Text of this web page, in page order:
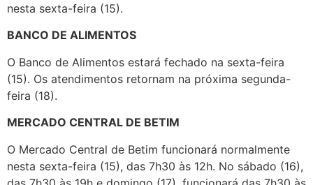
nesta sexta-feira (15).
BANCO DE ALIMENTOS
O Banco de Alimentos estará fechado na sexta-feira
(15). Os atendimentos retornam na próxima segunda-
feira (18).
MERCADO CENTRAL DE BETIM
O Mercado Central de Betim funcionará normalmente
nesta sexta-feira (15), das 7h30 às 12h. No sábado (16),